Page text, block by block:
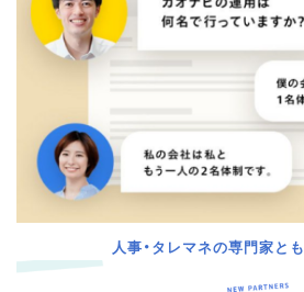
人事・タレマネの専門家とも